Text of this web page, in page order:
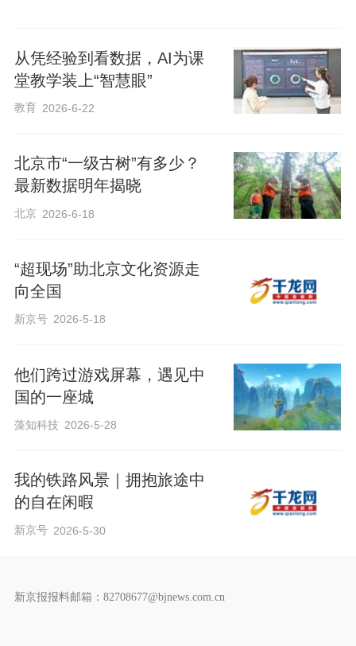
o
从凭经验到看数据，AI为课
堂教学装上“智慧眼”
教育 2026-6-22
北京市“一级古树”有多少？
最新数据明年揭晓
北京 2026-6-18
“超现场”助北京文化资源走
向全国
新京号 2026-5-18
他们跨过游戏屏幕，遇见中
国的一座城
藻知科技 2026-5-28
我的铁路风景｜拥抱旅途中
的自在闲暇
新京号 2026-5-30
新京报报料邮箱：82708677@bjnews.com.cn